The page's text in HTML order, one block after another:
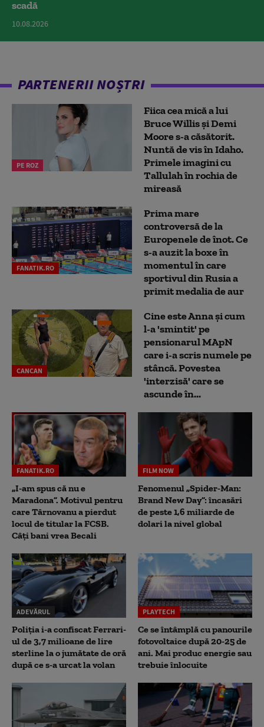
scadă
10.08.2026
PARTENERII NOȘTRI
PE ROZ
Fiica cea mică a lui
Bruce Willis și Demi
Moore s-a căsătorit.
Nuntă de vis în Idaho.
Primele imagini cu
Tallulah în rochia de
mireasă
FANATIK.RO
Prima mare
controversă de la
Europenele de înot. Ce
s-a auzit la boxe în
momentul în care
sportivul din Rusia a
primit medalia de aur
CANCAN
Cine este Anna și cum
l-a 'smintit' pe
pensionarul MApN
care i-a scris numele pe
stâncă. Povestea
'interzisă' care se
ascunde în...
FANATIK.RO
„I-am spus că nu e
Maradona”. Motivul pentru
care Târnovanu a pierdut
locul de titular la FCSB.
Câți bani vrea Becali
FILM NOW
Fenomenul „Spider-Man:
Brand New Day”: încasări
de peste 1,6 miliarde de
dolari la nivel global
ADEVĂRUL
Poliția i-a confiscat Ferrari-
ul de 3,7 milioane de lire
sterline la o jumătate de oră
după ce s-a urcat la volan
PLAYTECH
Ce se întâmplă cu panourile
fotovoltaice după 20-25 de
ani. Mai produc energie sau
trebuie înlocuite